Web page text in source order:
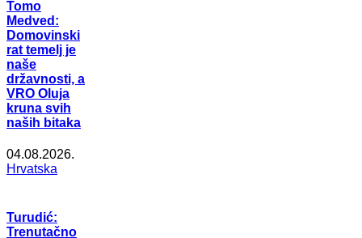
Tomo
Medved:
Domovinski
rat temelj je
naše
državnosti, a
VRO Oluja
kruna svih
naših bitaka
04.08.2026.
Hrvatska
Turudić:
Trenutačno